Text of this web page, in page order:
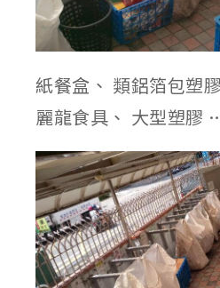
紙餐盒、 類鋁箔包塑
麗龍食具、 大型塑膠